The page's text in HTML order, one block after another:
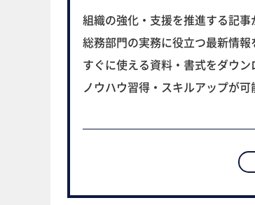
組織の強化・支援を推進する記事
総務部門の実務に役立つ最新情
すぐに使える資料・書式をダウ
ノウハウ習得・スキルアップが